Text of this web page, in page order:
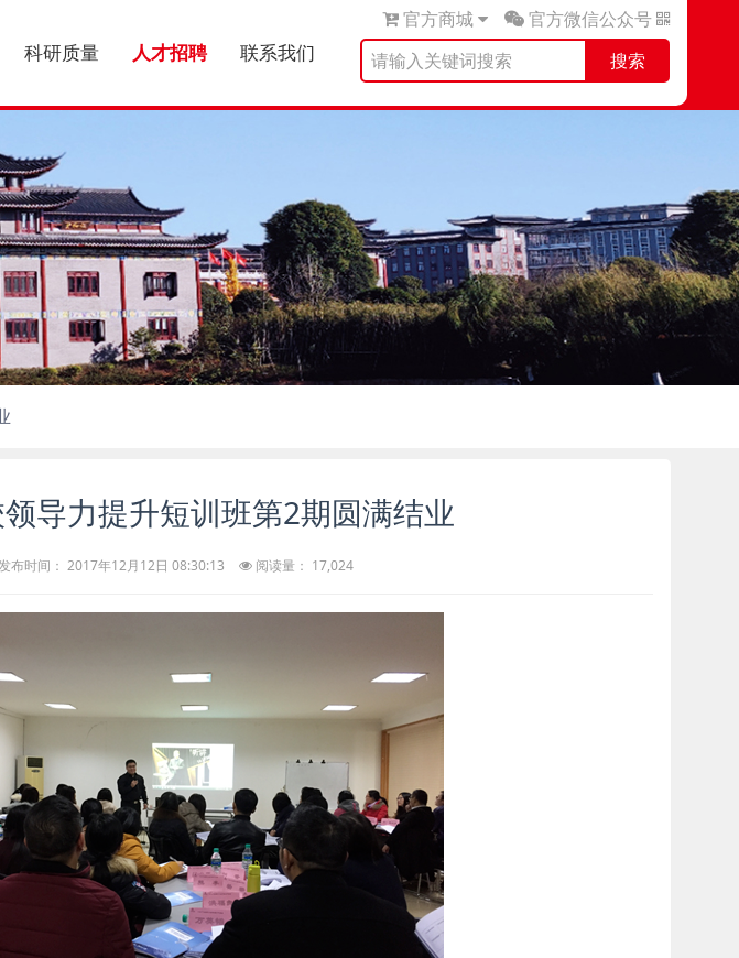
科研质量 人才招聘 联系我们
官方微信公众号
官方商城
搜索
导力提升短训班第2期圆满结业
布时间： 2017年12月12日 08:30:13 阅读量： 17,024